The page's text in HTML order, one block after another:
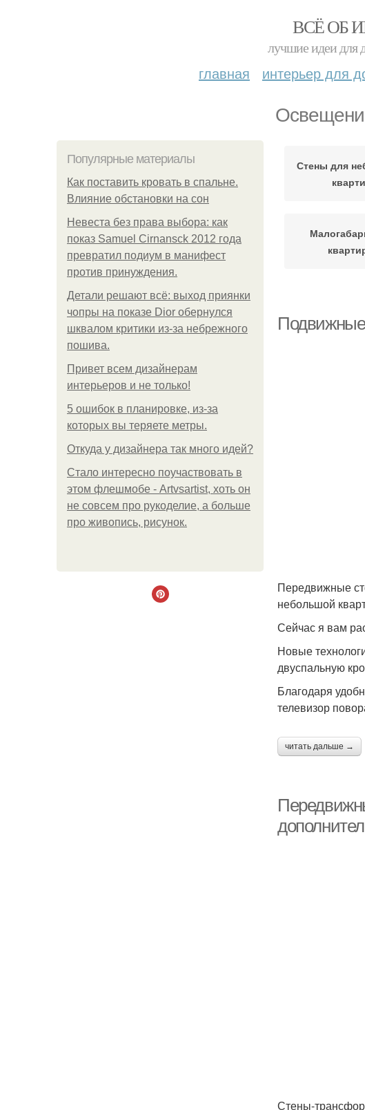
ВСЁ ОБ
лучшие идеи для
главная интерьер для
Популярные материалы
Как поставить кровать в спальне.
Влияние обстановки на сон
Невеста без права выбора: как
показ Samuel Cirnansck 2012 года
превратил подиум в манифест
против принуждения.
Детали решают всё: выход приянки
чопры на показе Dior обернулся
шквалом критики из-за небрежного
пошива.
Привет всем дизайнерам
интерьеров и не только!
5 ошибок в планировке, из-за
которых вы теряете метры.
Откуда у дизайнера так много идей?
Стало интересно поучаствовать в
этом флешмобе - Artvsartist, хоть он
не совсем про рукоделие, а больше
про живопись, рисунок.
Стены для
Подвижные
Передвижные
небольшой
Сейчас я вам
Новые
двуспальную
Благодаря
телевизор
читать дальше →
Стены-